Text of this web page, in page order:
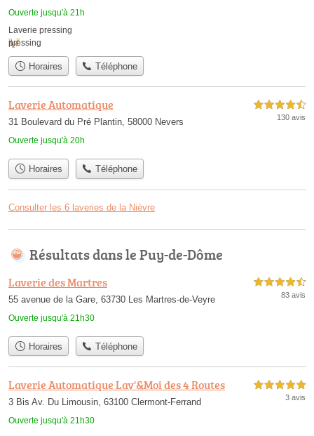
Ouverte jusqu'à 21h
Laverie pressing
pressing
Horaires Téléphone
Laverie Automatique
31 Boulevard du Pré Plantin, 58000 Nevers
Ouverte jusqu'à 20h
4,5 étoiles sur 5
130 avis
Horaires Téléphone
Consulter les 6 laveries de la Nièvre
Résultats dans le Puy-de-Dôme
Laverie des Martres
55 avenue de la Gare, 63730 Les Martres-de-Veyre
Ouverte jusqu'à 21h30
4,5 étoiles sur 5
83 avis
Horaires Téléphone
Laverie Automatique Lav'&Moi des 4 Routes
3 Bis Av. Du Limousin, 63100 Clermont-Ferrand
Ouverte jusqu'à 21h30
5,0 étoiles sur 5
3 avis